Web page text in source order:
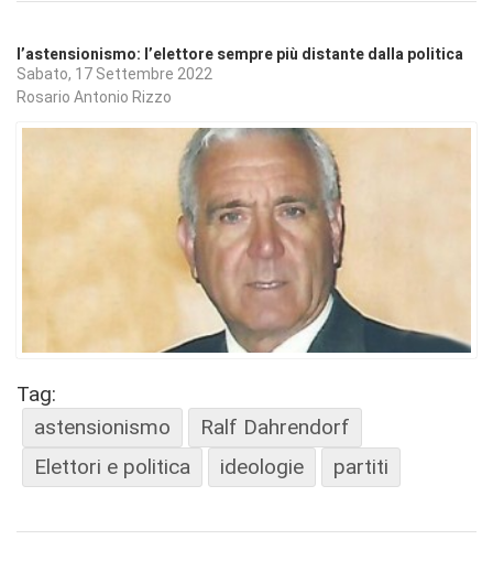
l’astensionismo: l’elettore sempre più distante dalla politica
Sabato, 17 Settembre 2022
Rosario Antonio Rizzo
Tag:
astensionismo
Ralf Dahrendorf
Elettori e politica
ideologie partiti